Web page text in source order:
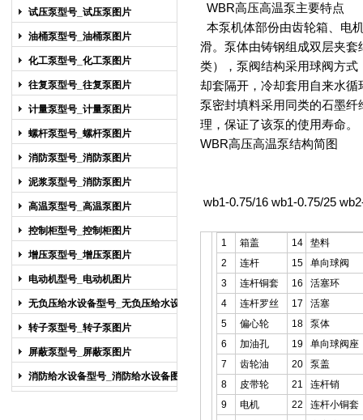
试压泵型号_试压泵图片
油桶泵型号_油桶泵图片
化工泵型号_化工泵图片
往复泵型号_往复泵图片
计量泵型号_计量泵图片
螺杆泵型号_螺杆泵图片
消防泵型号_消防泵图片
泥浆泵型号_消防泵图片
高温泵型号_高温泵图片
控制柜型号_控制柜图片
增压泵型号_增压泵图片
电动机型号_电动机图片
无负压给水设备型号_无负压给水设备
图片
转子泵型号_转子泵图片
屏蔽泵型号_屏蔽泵图片
消防给水设备型号_消防给水设备图片
WBR高压高温泵主要特点
本泵机体部份由齿轮箱、电
滑。泵体由铸钢组成双层夹
类），泵阀结构采用球阀方
却套隔开，冷却套用自来水
泵密封填料采用同类的石墨
理，保证了该泵的使用寿命。
WBR高压高温泵结构简图
wb1-0.75/16 wb1-0.75/25
1 箱盖 14
垫料
2
连杆 15
单向球阀
3
连杆铜套 16
活塞环
4
连杆罗丝 17
活塞
5
偏心轮 18
泵体
6
加油孔 19
单向球阀座
7
齿轮油 20
泵盖
8
皮带轮 21
连杆销
9
电机 22
连杆小铜套